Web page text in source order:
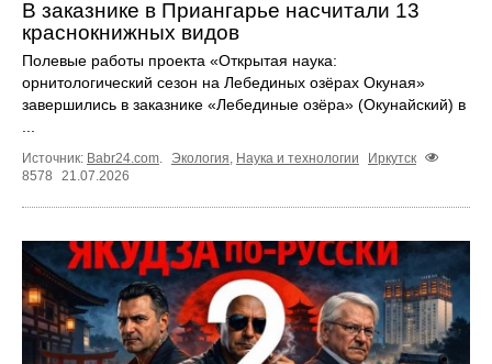
В заказнике в Приангарье насчитали 13
краснокнижных видов
Полевые работы проекта «Открытая наука:
орнитологический сезон на Лебединых озёрах Окуная»
завершились в заказнике «Лебединые озёра» (Окунайский) в
Источник: Babr24.com. Экология, Наука и технологии
Иркутск
8578
21.07.2026